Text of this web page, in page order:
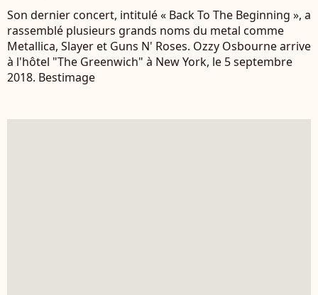
Son dernier concert, intitulé « Back To The Beginning », a
rassemblé plusieurs grands noms du metal comme
Metallica, Slayer et Guns N' Roses. Ozzy Osbourne arrive
à l'hôtel "The Greenwich" à New York, le 5 septembre
2018. Bestimage